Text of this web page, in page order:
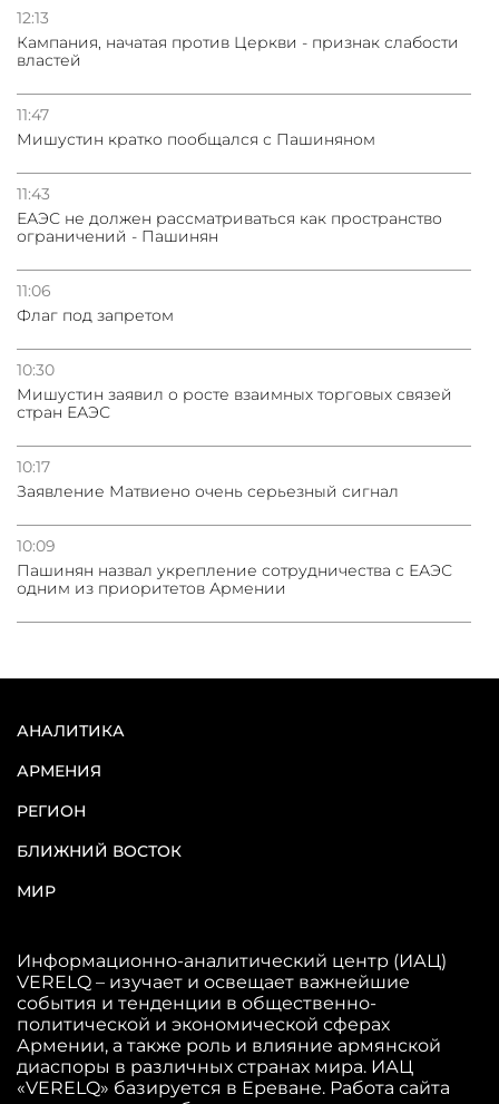
12:13
Кампания, начатая против Церкви - признак слабости
властей
11:47
Мишустин кратко пообщался с Пашиняном
11:43
ЕАЭС не должен рассматриваться как пространство
ограничений - Пашинян
11:06
Флаг под запретом
10:30
Мишустин заявил о росте взаимных торговых связей
стран ЕАЭС
10:17
Заявление Матвиено очень серьезный сигнал
10:09
Пашинян назвал укрепление сотрудничества с ЕАЭС
одним из приоритетов Армении
АНАЛИТИКА
АРМЕНИЯ
РЕГИОН
БЛИЖНИЙ ВОСТОК
МИР
Информационно-аналитический центр (ИАЦ)
VERELQ – изучает и освещает важнейшие
события и тенденции в общественно-
политической и экономической сферах
Армении, а также роль и влияние армянской
диаспоры в различных странах мира. ИАЦ
«VERELQ» базируется в Ереване. Работа сайта